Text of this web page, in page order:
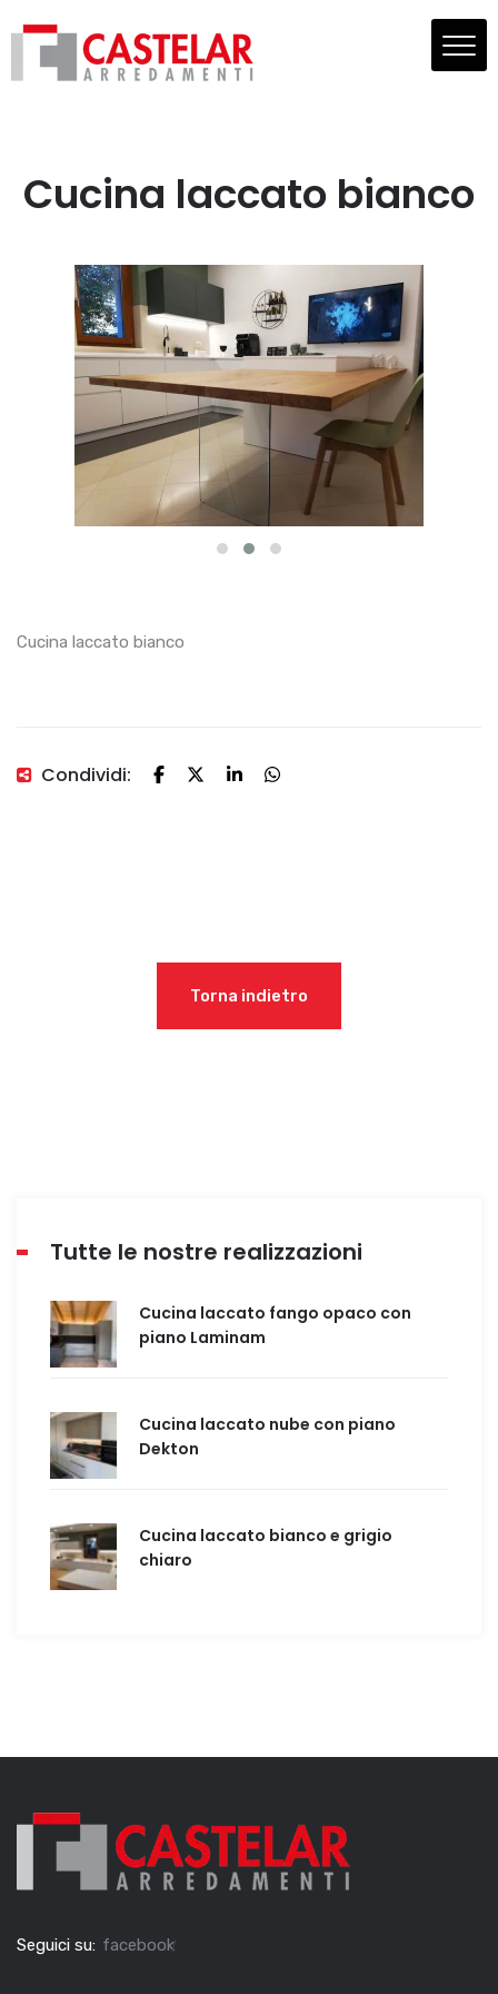
Cucina laccato bianco
Cucina laccato bianco
Condividi:
Torna indietro
Tutte le nostre realizzazioni
Cucina laccato fango opaco con
piano Laminam
Cucina laccato nube con piano
Dekton
Cucina laccato bianco e grigio
chiaro
Seguici su: facebook